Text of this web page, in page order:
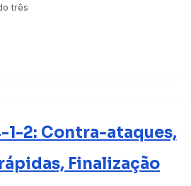
três
1-2: Contra-ataques,
Finalização